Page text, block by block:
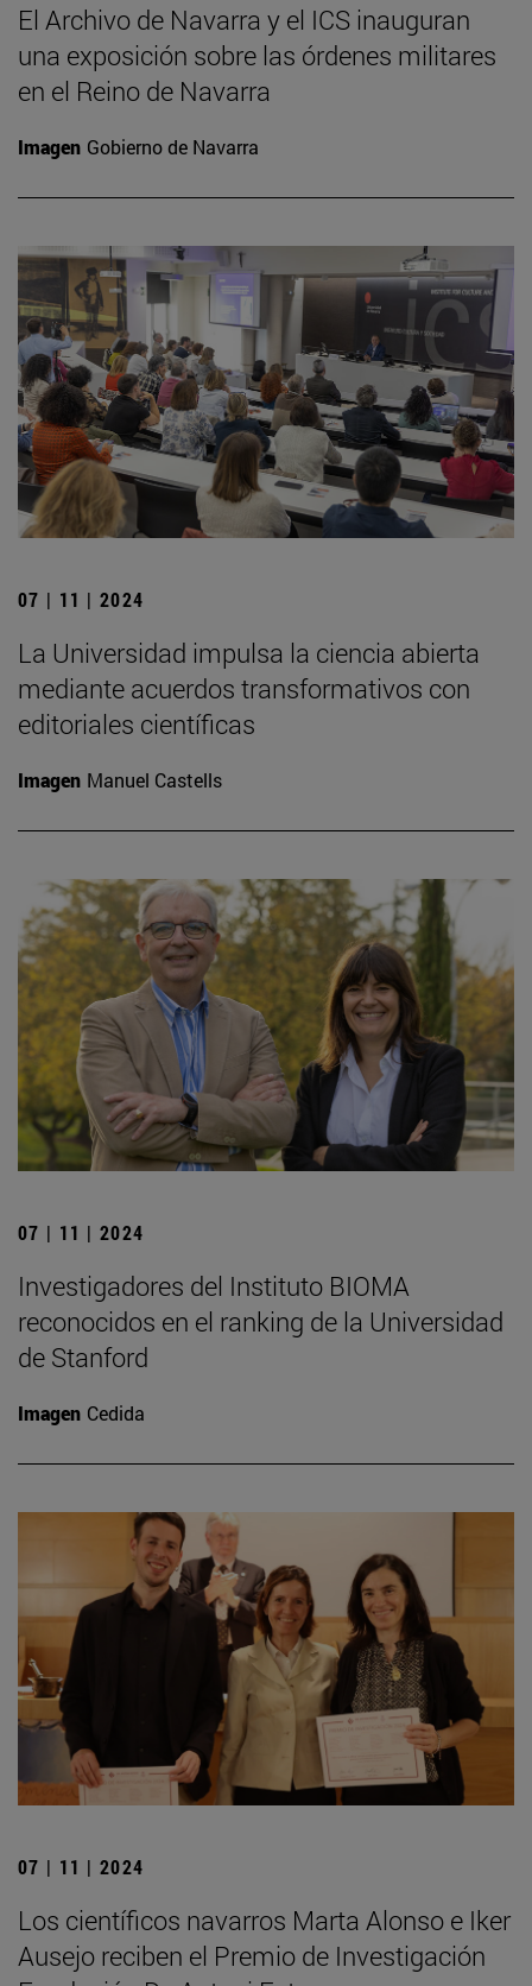
El Archivo de Navarra y el ICS inauguran
una exposición sobre las órdenes militares
en el Reino de Navarra
Imagen Gobierno de Navarra
07 | 11 | 2024
La Universidad impulsa la ciencia abierta
mediante acuerdos transformativos con
editoriales científicas
Imagen Manuel Castells
07 | 11 | 2024
Investigadores del Instituto BIOMA
reconocidos en el ranking de la Universidad
de Stanford
Imagen Cedida
07 | 11 | 2024
Los científicos navarros Marta Alonso e Iker
Ausejo reciben el Premio de Investigación